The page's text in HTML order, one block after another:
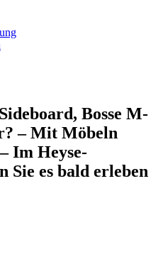
Bosse M-
– Mit Möbeln
Im Heyse-
Sie es bald erleben